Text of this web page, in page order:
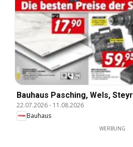
Bauhaus Pasching, Wels, Steyr
22.07.2026- 11.08.2026
Bauhaus
WERBUNG